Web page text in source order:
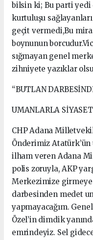
bilsin ki; Bu parti yedi
kurtuluşu
geçit vermedi,Bu
boynunun
sığmayan genel
zihniyete yazıklar
“BUTLAN
UMANLARLA
CHP Adana
Önderimiz
ilham veren Adana
polis zoruyla, AKP
Merkezimize girmeye
darbesinden medet
yapmayacağım.
Özel’in dimdik
emrindeyiz. Sel